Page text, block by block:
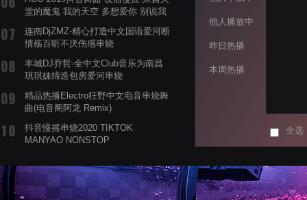
堂的魔鬼 我的天空 多想爱你 别说我
连南DjZMZ-精心打造中文国语爱河断
情殇百听不厌伤感串烧
丰城DJ乔哲-全中文Club音乐为南昌
琪琪妹缔造包房爱河串烧
精品热播Electro狂野中文电音串烧舞
曲(电音阁阿龙 Remix)
抖音慢摇串烧2020 TIKTOK
MANYAO NONSTOP
蝉爸爸妈妈爱存在夏天的风是想你的
声音啊
他人播放中
昨日热播
本周热播
全选